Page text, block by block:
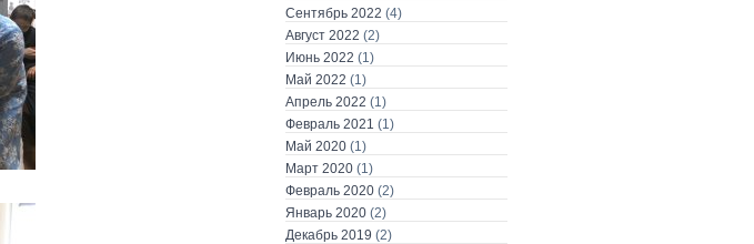
Сентябрь 2022 (4)
Август 2022 (2)
Июнь 2022 (1)
Май 2022 (1)
Апрель 2022 (1)
Февраль 2021 (1)
Май 2020 (1)
Март 2020 (1)
Февраль 2020 (2)
Январь 2020 (2)
Декабрь 2019 (2)